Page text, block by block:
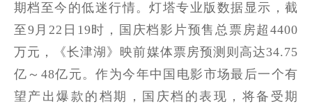
期档至今的低迷行情。灯塔专业版数据显示，截
至9月22日19时，国庆档影片预售总票房超4400
万元，《长津湖》映前媒体票房预测则高达34.75
亿～48亿元。作为今年中国电影市场最后一个有
望产出爆款的档期，国庆档的表现，将备受期